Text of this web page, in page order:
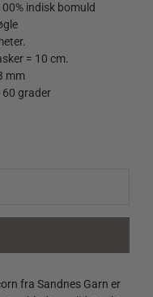
indisk bomuld
= 10 cm.
mm
60 grader
fra Sandnes Garn er